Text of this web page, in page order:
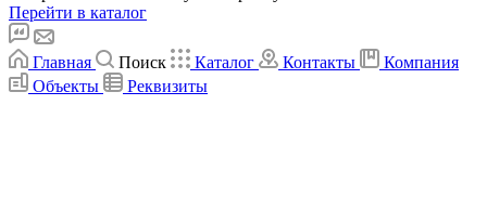
Перейти в каталог
Главная Поиск Каталог Контакты
Компания
Объекты
Реквизиты